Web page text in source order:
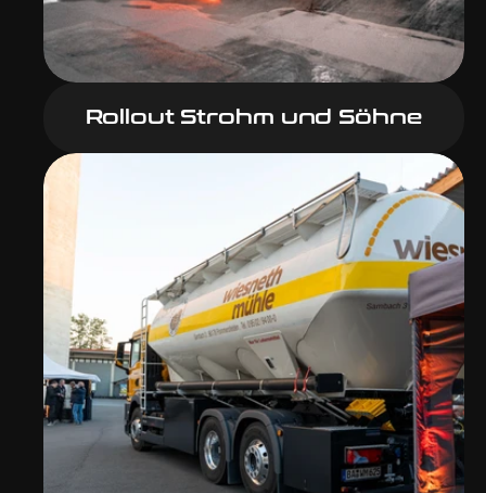
Rollout Strohm und Söhne